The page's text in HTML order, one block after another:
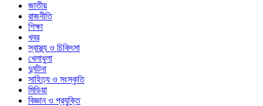
জাতীয়
রাজনীতি
শিক্ষা
খবর
স্বাস্থ্য ও চিকিৎসা
খেলাধুলা
দুর্ঘটনা
সাহিত্য ও সংস্কৃতি
মিডিয়া
বিজ্ঞান ও প্রযুক্তি